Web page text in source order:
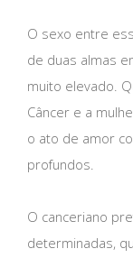
O sexo entre
de duas almas
muito elevado.
Câncer e a
o ato de amor
profundos.
O canceriano
determinadas,